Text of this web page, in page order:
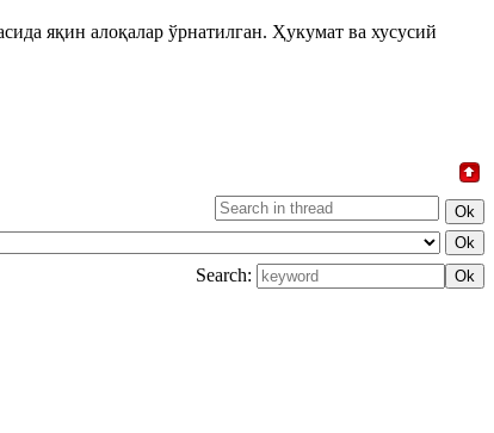
яқин алоқалар ўрнатилган. Ҳукумат ва хусусий
Search: